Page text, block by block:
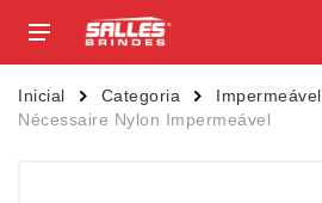
Inicial Categoria
Impermeável
Nécessaire Nylon Impermeável